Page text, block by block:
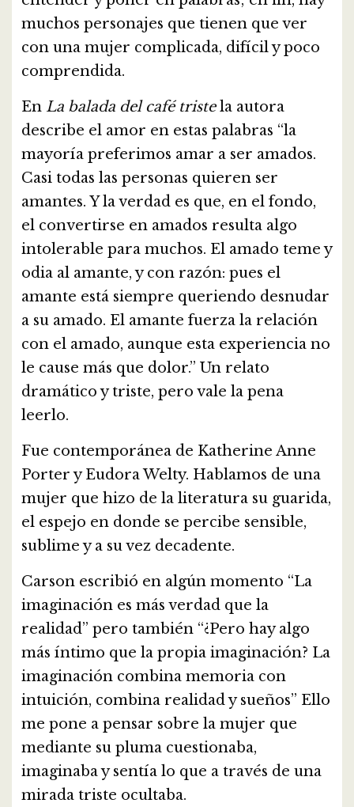
muchos personajes que tienen que ver
con una mujer complicada, difícil y poco
comprendida.
En La balada del café tristela autora
describe el amor en estas palabras “la
mayoría preferimos amar a ser amados.
Casi todas las personas quieren ser
amantes. Y la verdad es que, en el fondo,
el convertirse en amados resulta algo
intolerable para muchos. El amado teme y
odia al amante, y con razón: pues el
amante está siempre queriendo desnudar
a su amado. El amante fuerza la relación
con el amado, aunque esta experiencia no
le cause más que dolor.” Un relato
dramático y triste, pero vale la pena
leerlo.
Fue contemporánea de Katherine Anne
Porter y Eudora Welty. Hablamos de una
mujer que hizo de la literatura su guarida,
el espejo en donde se percibe sensible,
sublime y a su vez decadente.
Carson escribió en algún momento “La
imaginación es más verdad que la
realidad” pero también “¿Pero hay algo
más íntimo que la propia imaginación? La
imaginación combina memoria con
intuición, combina realidad y sueños” Ello
me pone a pensar sobre la mujer que
mediante su pluma cuestionaba,
imaginaba y sentía lo que a través de una
mirada triste ocultaba.